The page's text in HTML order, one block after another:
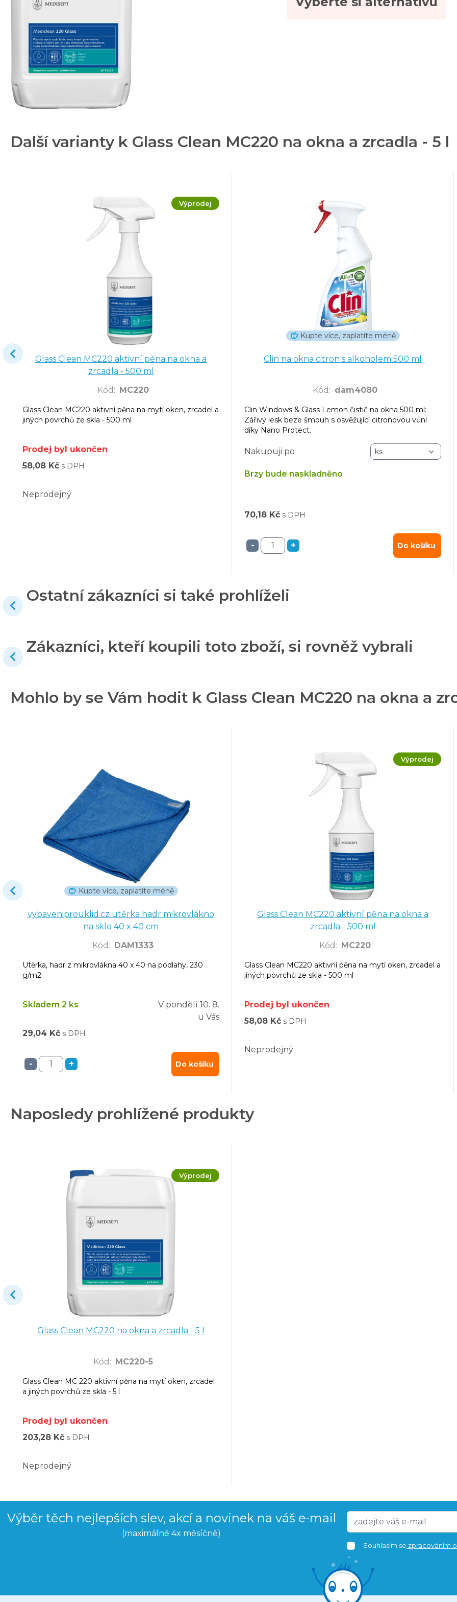
Další varianty k Glass Clean MC220 na okna a zrcadla - 5 l
Výprodej
Glass Clean MC220 aktivní pěna na okna a
zrcadla - 500 ml
Kód : MC220
Glass Clean MC220 aktivní pěna na mytí oken, zrcadel a
jiných povrchů ze skla - 500 ml
Prodej byl ukončen
58,08 Kč s DPH
Neprodejný
Kupte více, zaplatíte méně
Clin na okna citron s alkoholem 500 ml
Kód : dam4080
Clin Windows & Glass Lemon čistič na okna 500 ml:
Zářivý lesk beze šmouh s osvěžující citronovou vůní
díky Nano Protect.
Nakupuji po
Brzy bude naskladněno
70,18 Kč s DPH
- + Do košíku
Ostatní zákazníci si také prohlíželi
Zákazníci, kteří koupili toto zboží, si rovněž vybrali
Mohlo by se Vám hodit k Glass Clean MC220 na okna a
Kupte více, zaplatíte méně
vybaveniprouklid.cz utěrka hadr mikrovlákno
na sklo 40 x 40 cm
Kód : DAM1333
Utěrka, hadr z mikrovlákna 40 x 40 na podlahy, 230
g/m2
Skladem 2 ks V pondělí 10. 8.
u Vás
29,04 Kč s DPH
- + Do košíku
Výprodej
Glass Clean MC220 aktivní pěna na okna a
zrcadla - 500 ml
Kód : MC220
Glass Clean MC220 aktivní pěna na mytí oken, zrcadel a
jiných povrchů ze skla - 500 ml
Prodej byl ukončen
58,08 Kč s DPH
Neprodejný
Naposledy prohlížené produkty
Výprodej
Glass Clean MC220 na okna a zrcadla - 5 l
Kód : MC220-5
Glass Clean MC 220 aktivní pěna na mytí oken, zrcadel
a jiných povrchů ze skla - 5 l
Prodej byl ukončen
203,28 Kč s DPH
Neprodejný
Výběr těch nejlepších slev, akcí a novinek na váš e-mail
(maximálně 4x měsíčně)
Souhlasím se zpracováním